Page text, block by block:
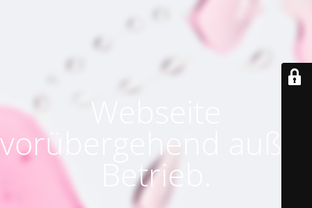
vorübergehend außer
Betrieb.